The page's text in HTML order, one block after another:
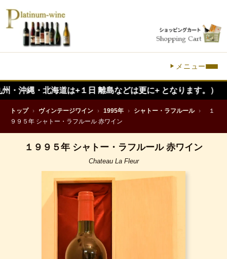
メニュー
海道は+１日 離島などは更に+ となります。）
トップ › ヴィンテージワイン › 1995年 › シャトー・ラフルール ›
１
９９５年 シャトー・ラフルール 赤ワイン
１９９５年 シャトー・ラフルール 赤ワイン
Chateau La Fleur